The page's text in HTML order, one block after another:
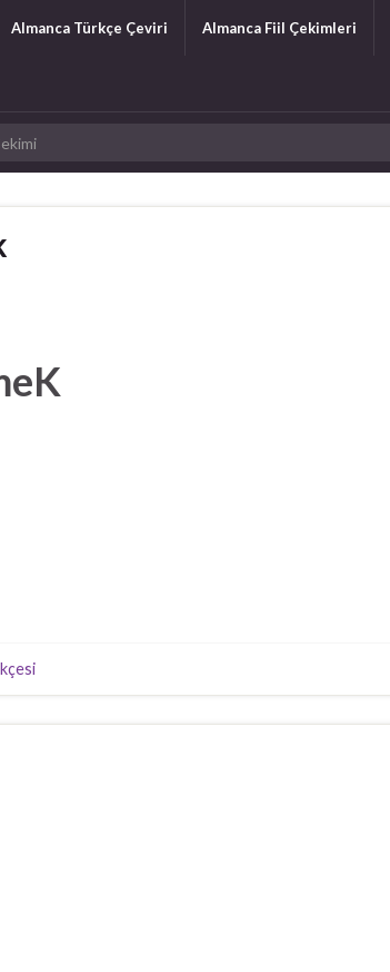
Almanca Türkçe Çeviri Almanca Fiil Çekimleri